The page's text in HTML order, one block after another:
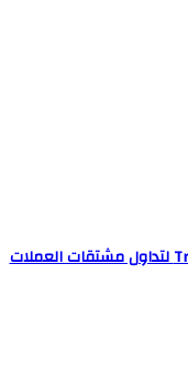
MEXC تتكامل مع TradingView لتداول مشتقات العملات